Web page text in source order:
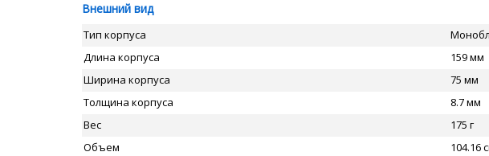
Внешний вид
Тип корпуса
Длина корпуса
159 мм
Ширина корпуса
75 мм
Толщина корпуса
8.7 мм
Вес
175 г
Объем
104.16